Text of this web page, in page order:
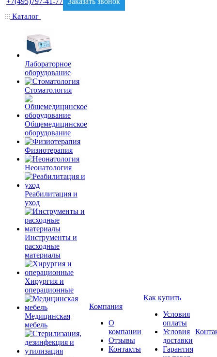
Каталог
Лабораторное
оборудование
Стоматология
Общемедицинское
оборудование
Физиотерапия
Неонатология
Реабилитация и
уход
Инструменты и
расходные
материалы
Хирургия и
операционные
Медицинская
мебель
Компания
О
компании
Отзывы
Контакты
Как купить
Условия
оплаты
Условия
доставки
Гарантия